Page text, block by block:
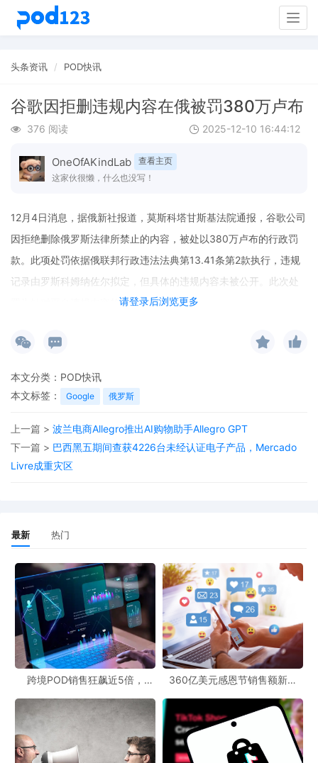
头条资讯 POD快讯
谷歌因拒删违规内容在俄被罚380万卢布
376 阅读 2025-12-10 16:44:12
OneOfAKindLab
查看主页
这家伙很懒，什么也没写！
请登录后浏览更多
12月4日消息，据俄新社报道，莫斯科塔甘斯基法院通报，谷歌公司
因拒绝删除俄罗斯法律所禁止的内容，被处以380万卢布的行政罚
款。此项处罚依据俄联邦行政违法法典第13.41条第2款执行，违规
记录由罗斯科姆纳佐尔拟定，但具体的违规内容未被公开。此次处
罚为针对平台违规内容的专项执法措施。
本文分类： POD快讯
本文标签：
Google 俄罗斯
上一篇 > 波兰电商Allegro推出AI购物助手Allegro GPT
下一篇 > 巴西黑五期间查获4226台未经认证电子产品，Mercado
Livre成重灾区
最新 热门
跨境POD销售狂飙近5倍，
360亿美元感恩节销售额新纪
新风潮！